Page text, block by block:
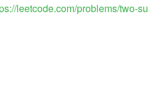
leetcode.com/problems/two-su